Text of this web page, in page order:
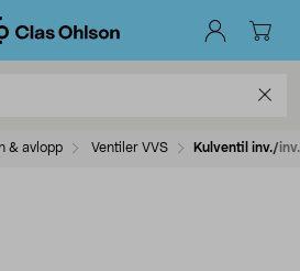
& avlopp Ventiler VVS Kulventil inv./inv.